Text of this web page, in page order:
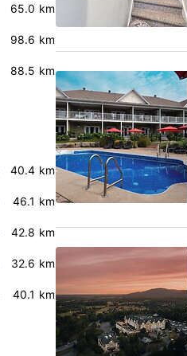
65.0 km
98.6 km
88.5 km
40.4 km
46.1 km
42.8 km
32.6 km
40.1 km